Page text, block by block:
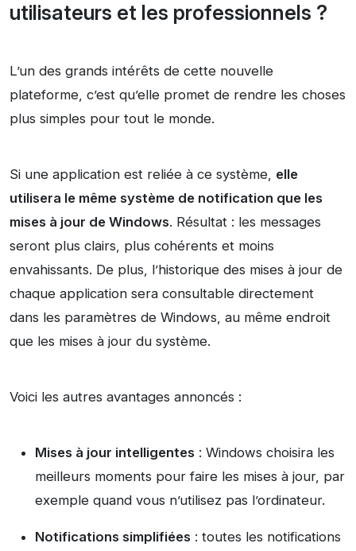
utilisateurs et les professionnels ?
L’un des grands intérêts de cette nouvelle
plateforme, c’est qu’elle promet de rendre les choses
plus simples pour tout le monde.
Si une application est reliée à ce système, elle
utilisera le même système de notification que les
mises à jour de Windows. Résultat : les messages
seront plus clairs, plus cohérents et moins
envahissants. De plus, l’historique des mises à jour de
chaque application sera consultable directement
dans les paramètres de Windows, au même endroit
que les mises à jour du système.
Voici les autres avantages annoncés :
Mises à jour intelligentes : Windows choisira les
meilleurs moments pour faire les mises à jour, par
exemple quand vous n’utilisez pas l’ordinateur.
Notifications simplifiées : toutes les notifications